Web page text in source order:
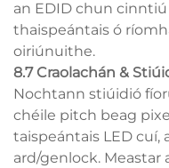
an EDID chun
thaispeántais ó
oiriúnuithe.
8.7 Craolachán &
Nochtann stiúidió
chéile pitch beag
taispeántais LED cuí,
ard/genlock. Meastar